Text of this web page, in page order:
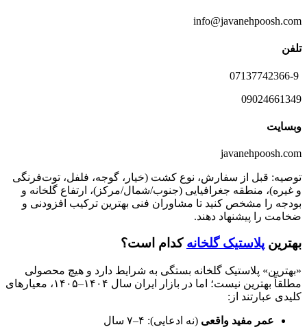
info@javanehpoosh.com
تلفن
09024661349
وبسایت
javanehpoosh.com
توصیه: قبل از سفارش، نوع کشت (خیار، گوجه، فلفل، توت‌فرنگی
و غیره)، منطقه جغرافیایی (جنوب/شمال/مرکز)، ارتفاع گلخانه و
بودجه را مشخص کنید تا مشاوران فنی بهترین ترکیب افزودنی و
ضخامت را پیشنهاد دهند.
بهترین پلاستیک گلخانه کدام است؟
«بهترین» پلاستیک گلخانه بستگی به شرایط دارد و هیچ محصولی
مطلقاً بهترین نیست؛ اما در بازار ایران سال ۱۴۰۴–۱۴۰۵، معیارهای
کلیدی عبارتند از:
عمر مفید واقعی (نه ادعایی): ۴–۷ سال